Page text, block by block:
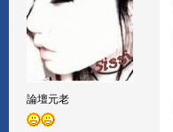
論壇元老